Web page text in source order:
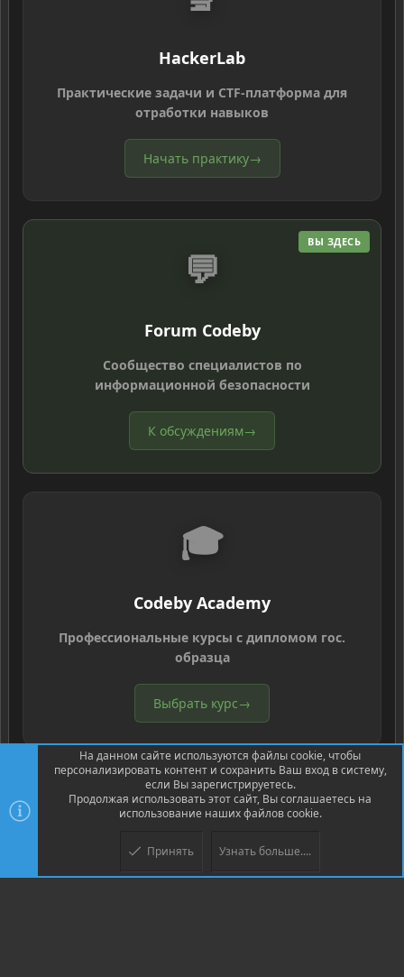
HackerLab
Практические задачи и CTF-платформа для
отработки навыков
Начать практику→
ВЫ ЗДЕСЬ
💬
Forum Codeby
Сообщество специалистов по
информационной безопасности
К обсуждениям→
🎓
Codeby Academy
Профессиональные курсы с дипломом гос.
образца
Выбрать курс→
Community platform by XenForo ® © 2010-2026 XenForo Ltd.
© Jason Axelrod of 8WAYRUN
На данном сайте используются файлы cookie, чтобы
персонализировать контент и сохранить Ваш вход в систему,
если Вы зарегистрируетесь.
Продолжая использовать этот сайт, Вы соглашаетесь на
использование наших файлов cookie.
Принять Узнать больше....